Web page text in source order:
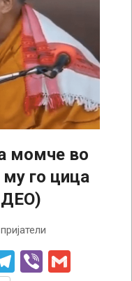
момче во
го цица
Telegram
Viber